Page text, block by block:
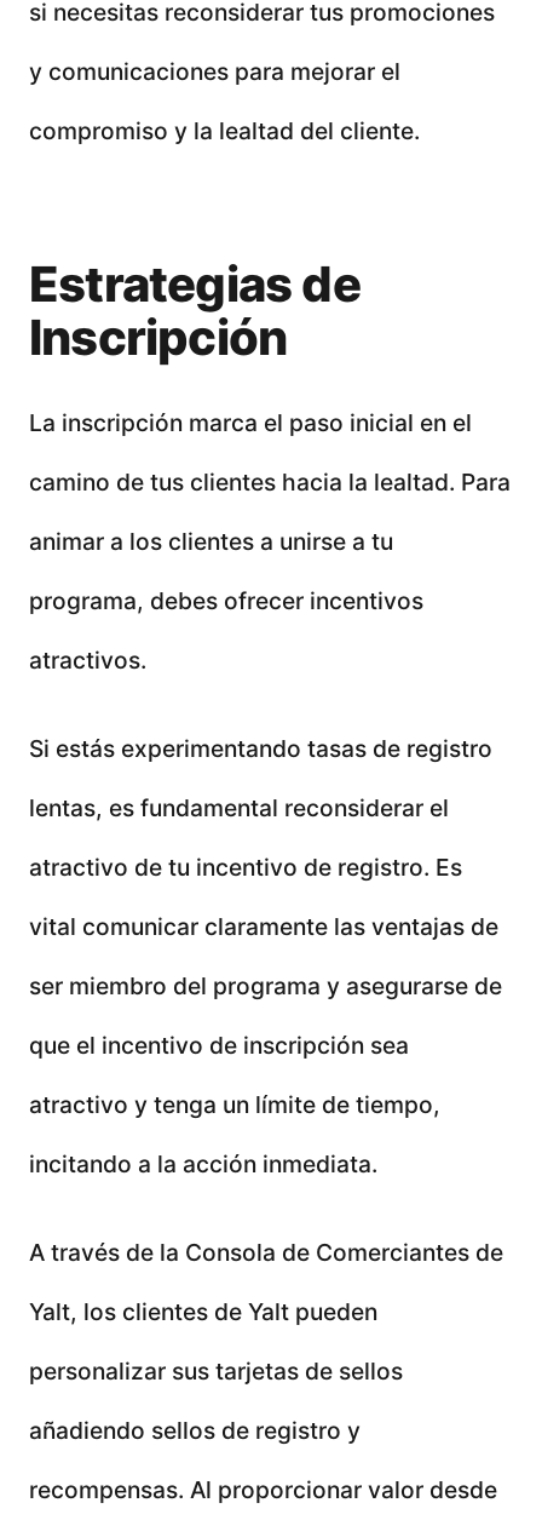
si necesitas reconsiderar tus promociones
y comunicaciones para mejorar el
compromiso y la lealtad del cliente.
Estrategias de
Inscripción
La inscripción marca el paso inicial en el
camino de tus clientes hacia la lealtad. Para
animar a los clientes a unirse a tu
programa, debes ofrecer incentivos
atractivos.
Si estás experimentando tasas de registro
lentas, es fundamental reconsiderar el
atractivo de tu incentivo de registro. Es
vital comunicar claramente las ventajas de
ser miembro del programa y asegurarse de
que el incentivo de inscripción sea
atractivo y tenga un límite de tiempo,
incitando a la acción inmediata.
A través de la Consola de Comerciantes de
Yalt, los clientes de Yalt pueden
personalizar sus tarjetas de sellos
añadiendo sellos de registro y
recompensas. Al proporcionar valor desde